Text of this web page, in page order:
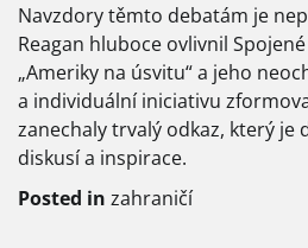
Navzdory těmto debatám je
Reagan hluboce ovlivnil
„Ameriky na úsvitu“ a jeho
a individuální iniciativu
zanechaly trvalý odkaz, který je
diskusí a inspirace.
Posted in zahraničí